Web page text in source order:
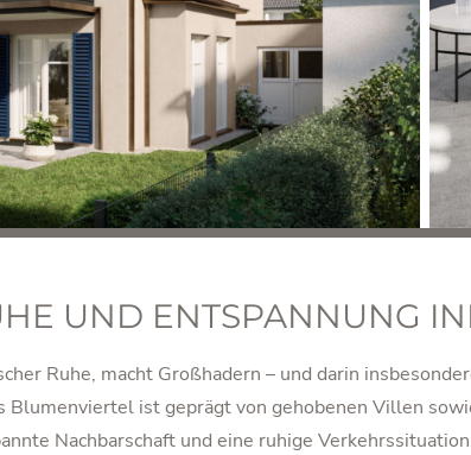
UND ENTSPANNUNG
Ruhe, macht Großhadern – und darin
Blumenviertel ist geprägt von gehobenen Villen
Nachbarschaft und eine ruhige